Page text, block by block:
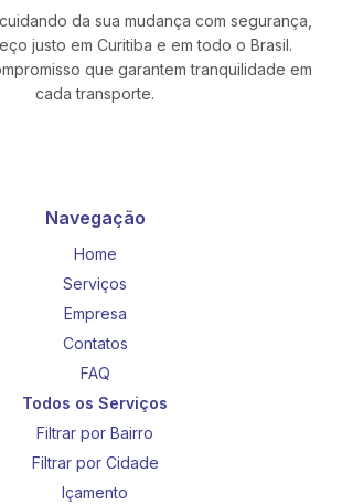
da sua mudança com segurança,
justo em Curitiba e em todo o Brasil.
que garantem tranquilidade em
cada transporte.
Navegação
Home
Serviços
Empresa
Contatos
FAQ
Todos os Serviços
Filtrar por Bairro
Filtrar por Cidade
Içamento